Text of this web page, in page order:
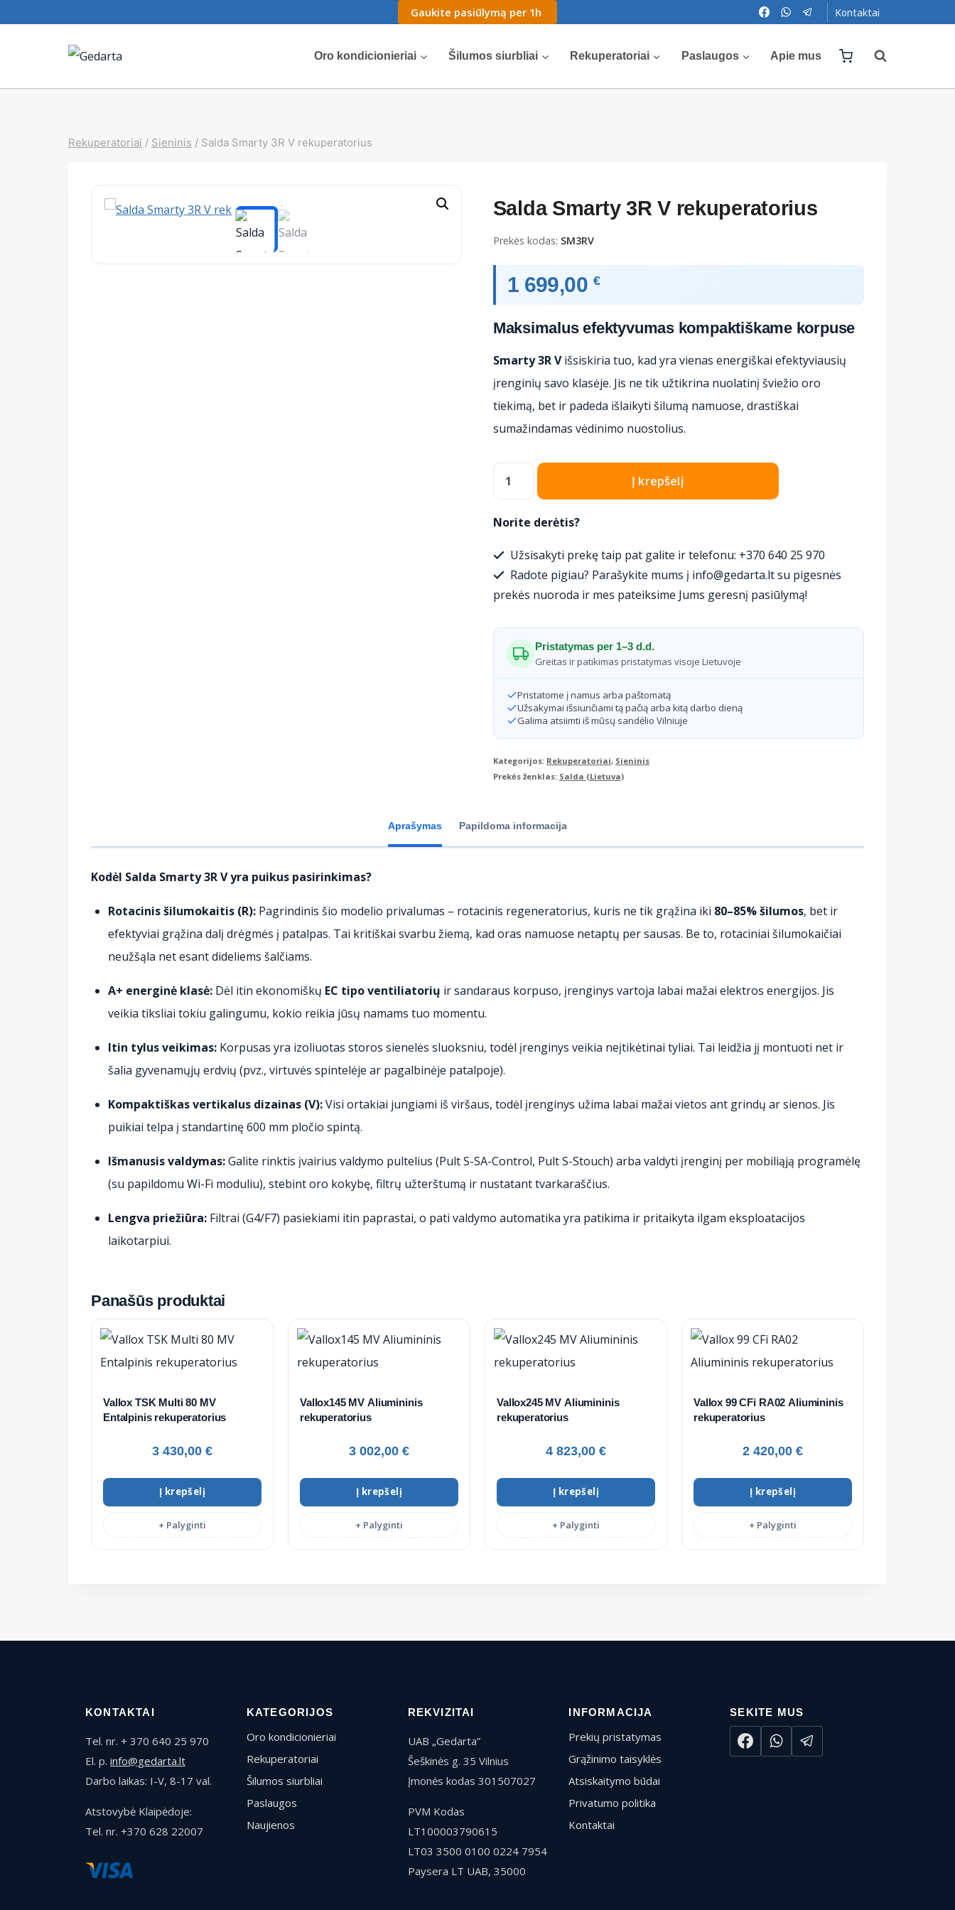
Gaukite pasiūlymą per 1h Kontaktai
Oro kondicionieriai Šilumos siurbliai Rekuperatoriai Paslaugos Apie mus
Rekuperatoriai / Sieninis / Salda Smarty 3R V rekuperatorius
Salda Smarty 3R V rekuperatorius
Prekės kodas: SM3RV
1 699,00 €
Maksimalus efektyvumas kompaktiškame korpuse
Smarty 3R Višsiskiria tuo, kad yra vienas energiškai efektyviausių
įrenginių savo klasėje. Jis ne tik užtikrina nuolatinį šviežio oro
tiekimą, bet ir padeda išlaikyti šilumą namuose, drastiškai
sumažindamas vėdinimo nuostolius.
produkto
kiekis:
Salda
3R
Į krepšelį
Norite derėtis?
Užsisakyti prekę taip pat galite ir telefonu: +370 640 25 970
Radote pigiau? Parašykite mums į info@gedarta.lt su pigesnės
prekės nuoroda ir mes pateiksime Jums geresnį pasiūlymą!
Pristatymas per 1–3 d.d.
Greitas ir patikimas pristatymas visoje Lietuvoje
Pristatome į namus arba paštomatą
Užsakymai išsiunčiami tą pačią arba kitą darbo dieną
Galima atsiimti iš mūsų sandėlio Vilniuje
Kategorijos: Rekuperatoriai, Sieninis
Prekės ženklas: Salda (Lietuva)
Aprašymas Papildoma informacija
Kodėl Salda Smarty 3R V yra puikus pasirinkimas?
Rotacinis šilumokaitis (R): Pagrindinis šio modelio privalumas – rotacinis regeneratorius, kuris ne tik grąžina iki 80–85% šilumos, bet ir
efektyviai grąžina dalį drėgmės į patalpas. Tai kritiškai svarbu žiemą, kad oras namuose netaptų per sausas. Be to, rotaciniai šilumokaičiai
neužšąla net esant dideliems šalčiams.
A+ energinė klasė: Dėl itin ekonomiškų EC tipo ventiliatorių ir sandaraus korpuso, įrenginys vartoja labai mažai elektros energijos. Jis
veikia tiksliai tokiu galingumu, kokio reikia jūsų namams tuo momentu.
Itin tylus veikimas: Korpusas yra izoliuotas storos sienelės sluoksniu, todėl įrenginys veikia neįtikėtinai tyliai. Tai leidžia jį montuoti net ir
šalia gyvenamųjų erdvių (pvz., virtuvės spintelėje ar pagalbinėje patalpoje).
Kompaktiškas vertikalus dizainas (V):Visi ortakiai jungiami iš viršaus, todėl įrenginys užima labai mažai vietos ant grindų ar sienos. Jis
puikiai telpa į standartinę 600 mm pločio spintą.
Išmanusis valdymas:Galite rinktis įvairius valdymo pultelius (Pult S-SA-Control, Pult S-Stouch) arba valdyti įrenginį per mobiliąją programėlę
(su papildomu Wi-Fi moduliu), stebint oro kokybę, filtrų užterštumą ir nustatant tvarkaraščius.
Lengva priežiūra: Filtrai (G4/F7) pasiekiami itin paprastai, o pati valdymo automatika yra patikima ir pritaikyta ilgam eksploatacijos
laikotarpiui.
Panašūs produktai
Vallox TSK Multi 80 MV
Entalpinis rekuperatorius
3 430,00 €
Į krepšelį
+ Palyginti
Vallox145 MV Aliumininis
rekuperatorius
3 002,00 €
Į krepšelį
+ Palyginti
Vallox245 MV Aliumininis
rekuperatorius
4 823,00 €
Į krepšelį
+ Palyginti
Vallox 99 CFi RA02 Aliumininis
rekuperatorius
2 420,00 €
Į krepšelį
+ Palyginti
KONTAKTAI
Tel. nr. + 370 640 25 970
El. p. info@gedarta.lt
Darbo laikas: I-V, 8-17 val.
Atstovybė Klaipėdoje:
Tel. nr. +370 628 22007
KATEGORIJOS
Oro kondicionieriai
Rekuperatoriai
Šilumos siurbliai
Paslaugos
Naujienos
REKVIZITAI
UAB „Gedarta”
Šeškinės g. 35 Vilnius
Įmonės kodas 301507027
PVM Kodas
LT100003790615
LT03 3500 0100 0224 7954
Paysera LT UAB, 35000
INFORMACIJA
Prekių pristatymas
Grąžinimo taisyklės
Atsiskaitymo būdai
Privatumo politika
Kontaktai
SEKITE MUS